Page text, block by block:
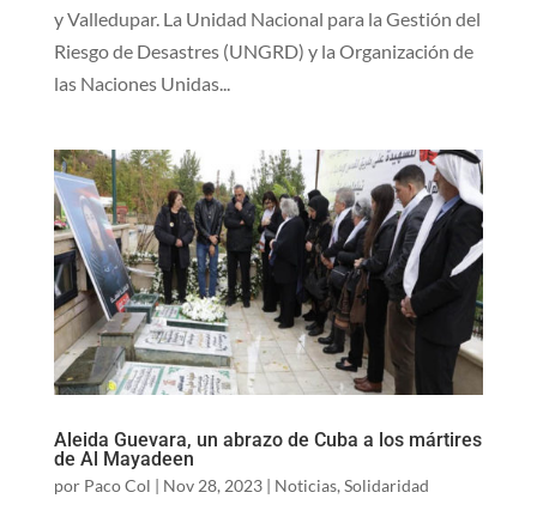
y Valledupar. La Unidad Nacional para la Gestión del
Riesgo de Desastres (UNGRD) y la Organización de
las Naciones Unidas...
Aleida Guevara, un abrazo de Cuba a los mártires
de Al Mayadeen
por Paco Col | Nov 28, 2023| Noticias, Solidaridad